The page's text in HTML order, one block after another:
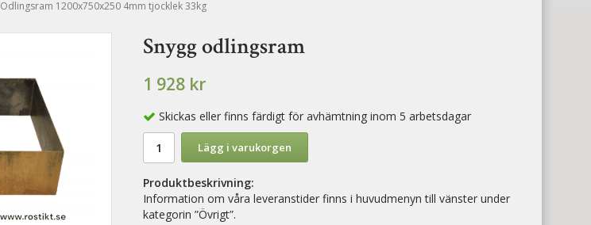
Odlingsram 1200x750x250 4mm tjocklek 33kg
Snygg odlingsram
1 928 kr
Skickas eller finns färdigt för avhämtning inom 5 arbetsdagar
Lägg i varukorgen
Produktbeskrivning:
Information om våra leveranstider finns i huvudmenyn till vänster under
kategorin ”Övrigt”.